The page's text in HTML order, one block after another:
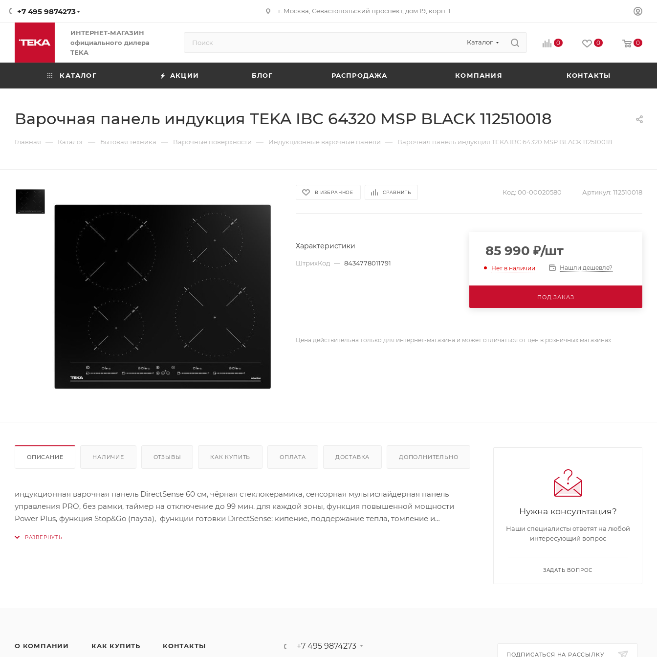
+7 495 9874273 г. Москва, Севастопольский проспект, дом 19, корп. 1
ИНТЕРНЕТ-МАГАЗИН
официального дилера
TEKA
Каталог 0 0 0
КАТАЛОГ АКЦИИ БЛОГ РАСПРОДАЖА КОМПАНИЯ КОНТАКТЫ
Варочная панель индукция TEKA IBC 64320 MSP BLACK 112510018
Главная — Каталог — Бытовая техника — Варочные поверхности — Индукционные варочные панели — Варочная панель индукция TEKA IBC 64320 MSP BLACK 112510018
В ИЗБРАННОЕ СРАВНИТЬ Код: 00-00020580 Артикул: 112510018
Характеристики
ШтрихКод — 8434778011791
85 990 ₽/шт
Нет в наличии Нашли дешевле?
ПОД ЗАКАЗ
Цена действительна только для интернет-магазина и может отличаться от цен в розничных магазинах
ОПИСАНИЕ НАЛИЧИЕ ОТЗЫВЫ КАК КУПИТЬ ОПЛАТА ДОСТАВКА ДОПОЛНИТЕЛЬНО
индукционная варочная панель DirectSense 60 см, чёрная стеклокерамика, сенсорная мультислайдерная панель
управления PRO, без рамки, таймер на отключение до 99 мин. для каждой зоны, функция повышенной мощности
Power Plus, функция Stop&Go (пауза), функции готовки DirectSense: кипение, поддержание тепла, томление и
Нужна консультация?
Наши специалисты ответят на любой
интересующий вопрос
ЗАДАТЬ ВОПРОС
О КОМПАНИИ КАК КУПИТЬ КОНТАКТЫ +7 495 9874273
ПОДПИСАТЬСЯ НА РАССЫЛКУ